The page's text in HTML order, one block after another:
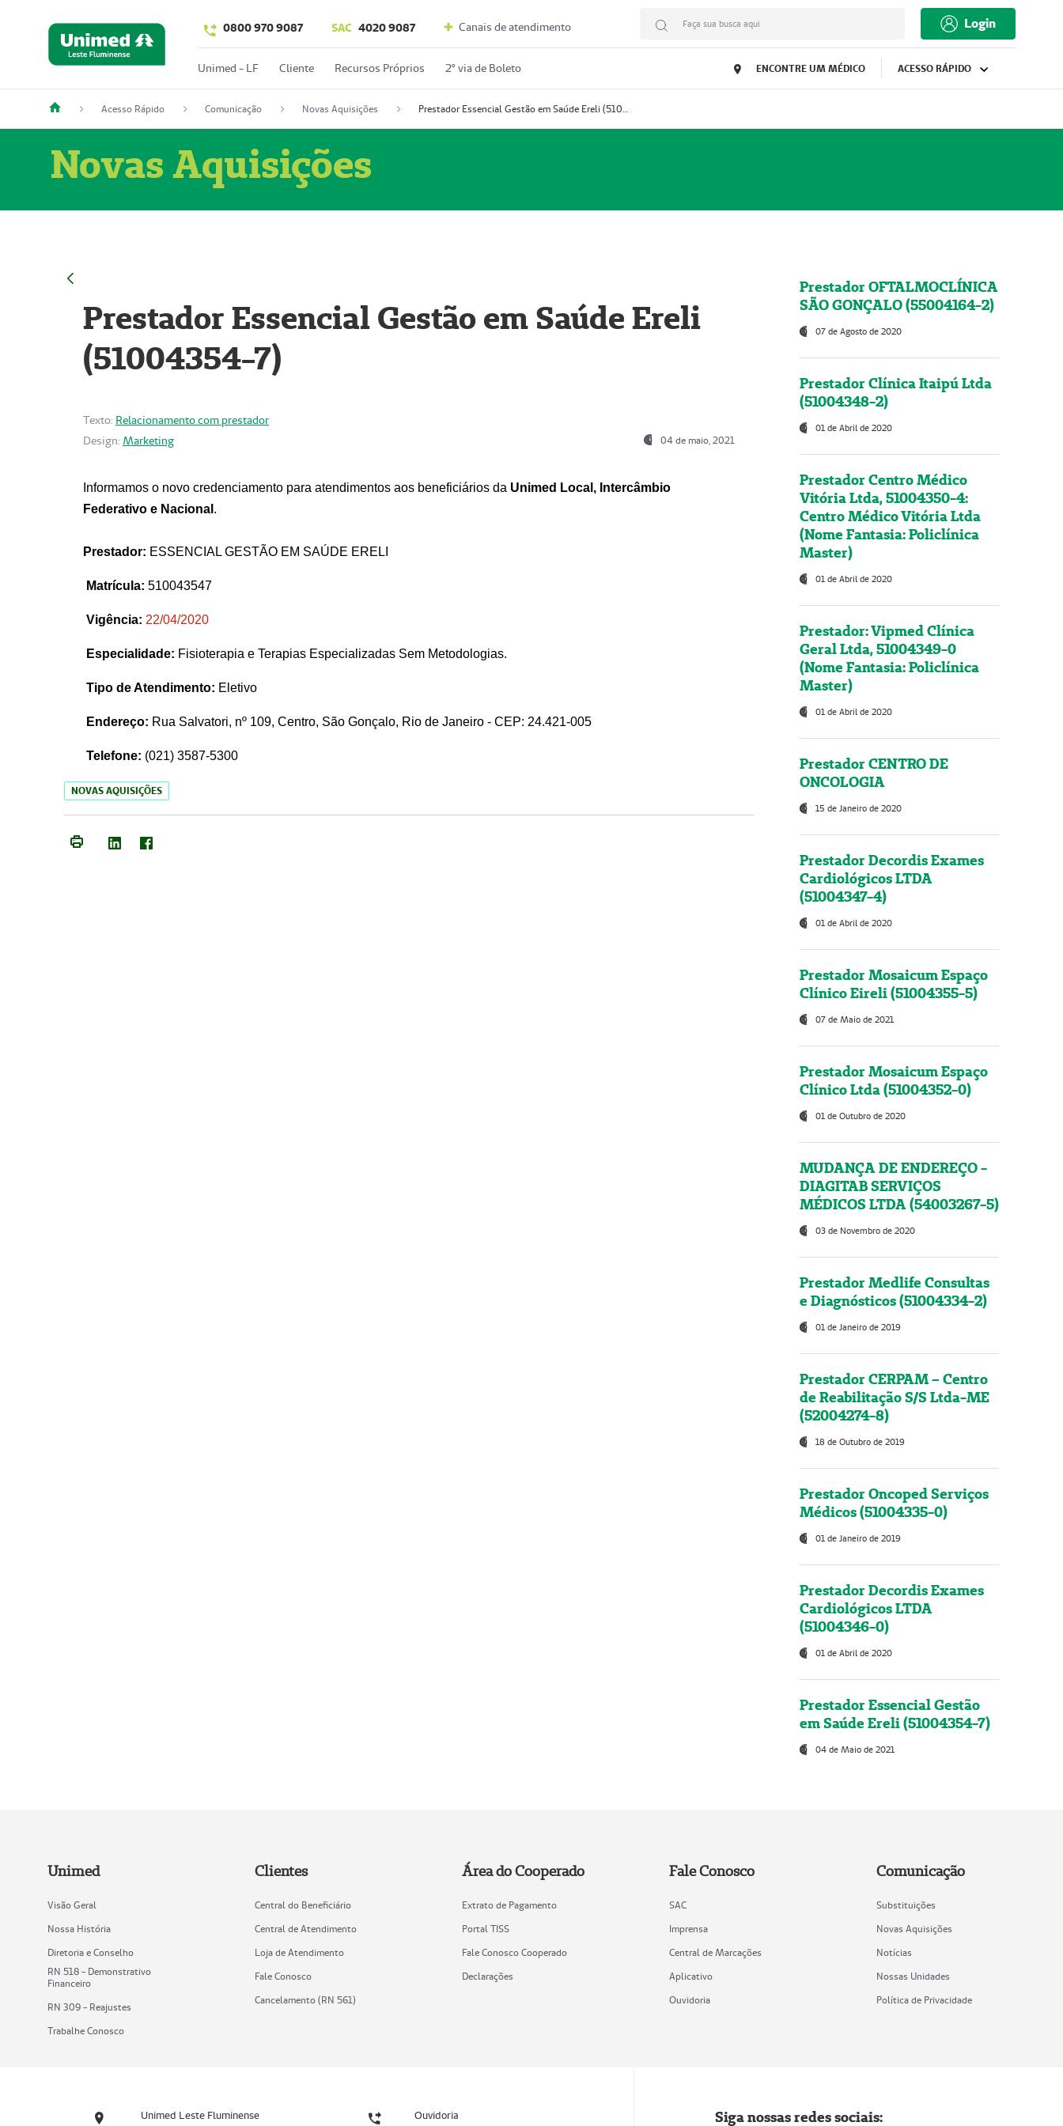
0800 970 9087 SAC 4020 9087 Canais de atendimento Faça sua busca aqui Login
Unimed - LF Cliente Recursos Próprios 2º via de Boleto ENCONTRE UM MÉDICO ACESSO RÁPIDO
Acesso Rápido Comunicação Novas Aquisições Prestador Essencial Gestão em Saúde Ereli (51004354-7)
Novas Aquisições
Prestador Essencial Gestão em Saúde Ereli
(51004354-7)
Texto: Relacionamento com prestador
Design: Marketing 04 de maio, 2021
Informamos o novo credenciamento para atendimentos aos beneficiários da Unimed Local, Intercâmbio
Federativo e Nacional .
Prestador: ESSENCIAL GESTÃO EM SAÚDE ERELI
Matrícula: 510043547
Vigência: 22/04/2020
Especialidade: Fisioterapia e Terapias Especializadas Sem Metodologias.
Tipo de Atendimento: Eletivo
Endereço: Rua Salvatori, nº 109, Centro, São Gonçalo, Rio de Janeiro - CEP: 24.421-005
Telefone: (021) 3587-5300
NOVAS AQUISIÇÕES
Prestador OFTALMOCLÍNICA
SÃO GONÇALO (55004164-2)
07 de Agosto de 2020
Prestador Clínica Itaipú Ltda
(51004348-2)
01 de Abril de 2020
Prestador Centro Médico
Vitória Ltda, 51004350-4:
Centro Médico Vitória Ltda
(Nome Fantasia: Policlínica
Master)
01 de Abril de 2020
Prestador: Vipmed Clínica
Geral Ltda, 51004349-0
(Nome Fantasia: Policlínica
Master)
01 de Abril de 2020
Prestador CENTRO DE
ONCOLOGIA
15 de Janeiro de 2020
Prestador Decordis Exames
Cardiológicos LTDA
(51004347-4)
01 de Abril de 2020
Prestador Mosaicum Espaço
Clínico Eireli (51004355-5)
07 de Maio de 2021
Prestador Mosaicum Espaço
Clínico Ltda (51004352-0)
01 de Outubro de 2020
MUDANÇA DE ENDEREÇO -
DIAGITAB SERVIÇOS
MÉDICOS LTDA (54003267-5)
03 de Novembro de 2020
Prestador Medlife Consultas
e Diagnósticos (51004334-2)
01 de Janeiro de 2019
Prestador CERPAM – Centro
de Reabilitação S/S Ltda-ME
(52004274-8)
18 de Outubro de 2019
Prestador Oncoped Serviços
Médicos (51004335-0)
01 de Janeiro de 2019
Prestador Decordis Exames
Cardiológicos LTDA
(51004346-0)
01 de Abril de 2020
Prestador Essencial Gestão
em Saúde Ereli (51004354-7)
04 de Maio de 2021
Unimed
Visão Geral
Nossa História
Diretoria e Conselho
RN 518 - Demonstrativo
Financeiro
RN 309 - Reajustes
Trabalhe Conosco
Clientes
Central do Beneficiário
Central de Atendimento
Loja de Atendimento
Fale Conosco
Cancelamento (RN 561)
Área do Cooperado
Extrato de Pagamento
Portal TISS
Fale Conosco Cooperado
Declarações
Fale Conosco
SAC
Imprensa
Central de Marcações
Aplicativo
Ouvidoria
Comunicação
Substituições
Novas Aquisições
Notícias
Nossas Unidades
Política de Privacidade
Unimed Leste Fluminense Ouvidoria Siga nossas redes sociais: